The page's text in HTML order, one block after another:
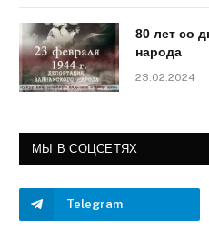
80 лет со
народа
23.02.2024
МЫ В СОЦСЕТЯХ
Telegram